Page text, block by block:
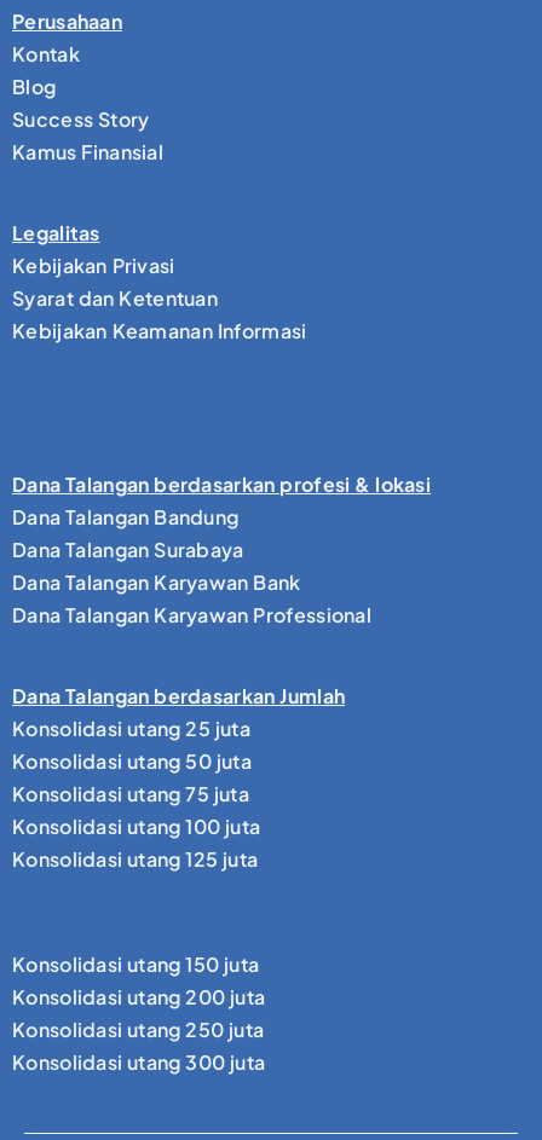
Perusahaan
Kontak
Blog
Success Story
Kamus Finansial
Legalitas
Kebijakan Privasi
Syarat dan Ketentuan
Kebijakan Keamanan Informasi
Dana Talangan berdasarkan profesi & lokasi
Dana Talangan Bandung
Dana Talangan Surabaya
Dana Talangan Karyawan Bank
Dana Talangan Karyawan Professional
Dana Talangan berdasarkan Jumlah
Konsolidasi utang 25 juta
Konsolidasi utang 50 juta
Konsolidasi utang 75 juta
Konsolidasi utang 100 juta
Konsolidasi utang 125 juta
Konsolidasi utang 150 juta
Konsolidasi utang 200 juta
Konsolidasi utang 250 juta
Konsolidasi utang 300 juta